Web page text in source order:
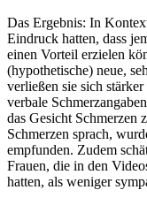
Das Ergebnis: In
Eindruck hatten, dass
einen Vorteil erzielen
(hypothetische) neue,
verließen sie sich
verbale
das Gesicht Schmerzen
Schmerzen sprach,
empfunden. Zudem
Frauen, die in den
hatten, als weniger